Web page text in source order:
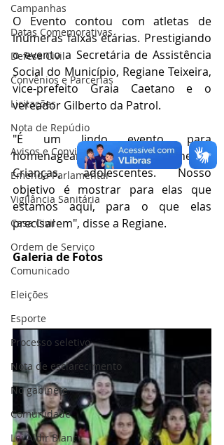
Campanhas
Datas Comemorativas
Defesa Civil
Convênios e Parcerias
Licitações
Nota de Repúdio
Avisos e Convites
Emenda Parlamentar
Vigilância Sanitária
Casa Civil
Ordem de Serviço
Comunicado
Eleições
Esporte
Processo seletivo
Nota de esclarecimento
No gabinete
Comunidade
Lei Aldir Blanc
O Evento contou com atletas de
inúmeras faixas etárias. Prestigiando
o evento a Secretária de Assistência
Social do Município, Regiane Teixeira,
vice-prefeito Graia Caetano e o
vereador Gilberto da Patrol.
"É um lindo evento, para
homenagear nossas mulheres.
Crianças, adolescentes. Nosso
objetivo é mostrar para elas que
estamos aqui, para o que elas
precisarem", disse a Regiane.
Galeria de Fotos